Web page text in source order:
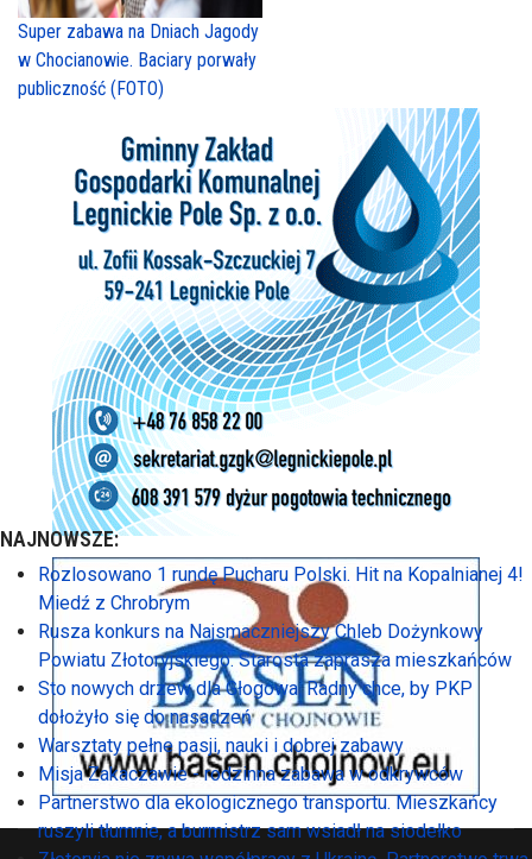
Super zabawa na Dniach Jagody
w Chocianowie. Baciary porwały
publiczność (FOTO)
NAJNOWSZE:
Rozlosowano 1 rundę Pucharu Polski. Hit na Kopalnianej 4!
Miedź z Chrobrym
Rusza konkurs na Najsmaczniejszy Chleb Dożynkowy
Powiatu Złotoryjskiego. Starosta zaprasza mieszkańców
Sto nowych drzew dla Głogowa. Radny chce, by PKP
dołożyło się do nasadzeń
Warsztaty pełne pasji, nauki i dobrej zabawy
Misja Zakaczawie - rodzinna zabawa w odkrywców
Partnerstwo dla ekologicznego transportu. Mieszkańcy
ruszyli tłumnie, a burmistrz sam wsiadł na siodełko